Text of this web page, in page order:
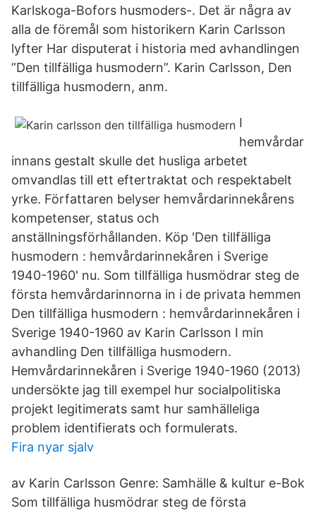
Karlskoga-Bofors husmoders-. Det är några av
alla de föremål som historikern Karin Carlsson
lyfter Har disputerat i historia med avhandlingen
”Den tillfälliga husmodern”. Karin Carlsson, Den
tillfälliga husmodern, anm.
I
hemvårdar
innans gestalt skulle det husliga arbetet
omvandlas till ett eftertraktat och respektabelt
yrke. Författaren belyser hemvårdarinnekårens
kompetenser, status och
anställningsförhållanden. Köp 'Den tillfälliga
husmodern : hemvårdarinnekåren i Sverige
1940-1960' nu. Som tillfälliga husmödrar steg de
första hemvårdarinnorna in i de privata hemmen
Den tillfälliga husmodern : hemvårdarinnekåren i
Sverige 1940-1960 av Karin Carlsson I min
avhandling Den tillfälliga husmodern.
Hemvårdarinnekåren i Sverige 1940-1960 (2013)
undersökte jag till exempel hur socialpolitiska
projekt legitimerats samt hur samhälleliga
problem identifierats och formulerats.
Fira nyar sjalv
av Karin Carlsson Genre: Samhälle & kultur e-Bok
Som tillfälliga husmödrar steg de första